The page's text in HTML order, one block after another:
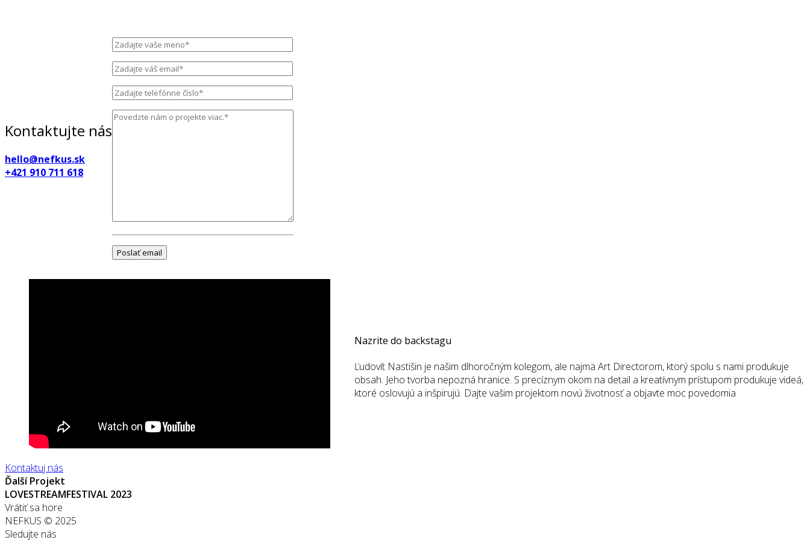
Kontaktujte nás
hello@nefkus.sk
+421 910 711 618
Nazrite do backstagu
Ľudovít Nastišin je našim dlhoročným kolegom, ale najmä Art Directorom, ktorý spolu s nami produkuje
obsah. Jeho tvorba nepozná hranice. S precíznym okom na detail a kreatívnym prístupom produkuje videá,
ktoré oslovujú a inšpirujú. Dajte vašim projektom novú životnosť a objavte moc povedomia
Kontaktuj nás
Ďalší Projekt
LOVESTREAMFESTIVAL 2023
Vrátiť sa hore
NEFKUS © 2025
Sledujte nás